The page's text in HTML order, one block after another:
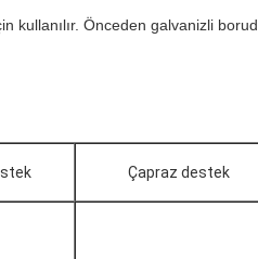
Önceden galvanizli
Çapraz destek